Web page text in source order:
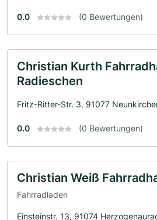
0.0 (0 Bewertungen)
Christian Kurth
Radieschen
Fritz-Ritter-Str. 3, 91077
0.0 (0 Bewertungen)
Christian Weiß
Fahrradladen
Einsteinstr. 13, 91074